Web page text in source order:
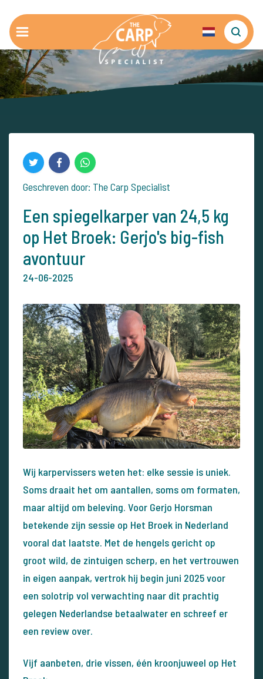
Geschreven door: The Carp Specialist
Een spiegelkarper van 24,5 kg
op Het Broek: Gerjo's big-fish
avontuur
24-06-2025
Wij karpervissers weten het: elke sessie is uniek.
Soms draait het om aantallen, soms om formaten,
maar altijd om beleving. Voor Gerjo Horsman
betekende zijn sessie op Het Broek in Nederland
vooral dat laatste. Met de hengels gericht op
groot wild, de zintuigen scherp, en het vertrouwen
in eigen aanpak, vertrok hij begin juni 2025 voor
een solotrip vol verwachting naar dit prachtig
gelegen Nederlandse betaalwater en schreef er
een review over.
Vijf aanbeten, drie vissen, één kroonjuweel op Het